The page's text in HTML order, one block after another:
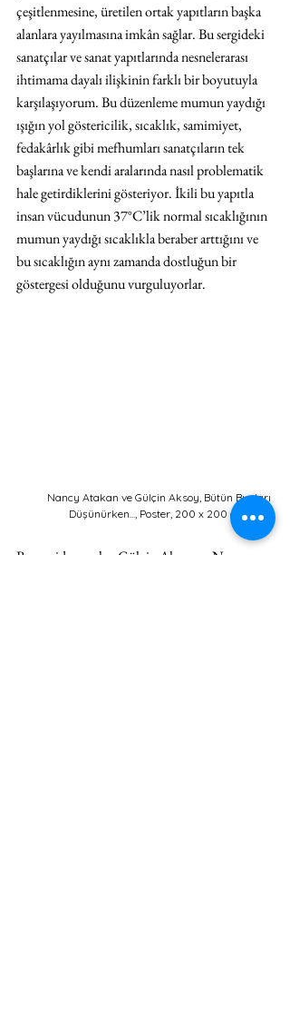
çeşitlenmesine, üretilen ortak yapıtların başka
alanlara yayılmasına imkân sağlar. Bu sergideki
sanatçılar ve sanat yapıtlarında nesnelerarası
ihtimama dayalı ilişkinin farklı bir boyutuyla
karşılaşıyorum. Bu düzenleme mumun yaydığı
ışığın yol göstericilik, sıcaklık, samimiyet,
fedakârlık gibi mefhumları sanatçıların tek
başlarına ve kendi aralarında nasıl problematik
hale getirdiklerini gösteriyor. İkili bu yapıtla
insan vücudunun 37°C’lik normal sıcaklığının
mumun yaydığı sıcaklıkla beraber arttığını ve
bu sıcaklığın aynı zamanda dostluğun bir
göstergesi olduğunu vurguluyorlar.
Nancy Atakan ve Gülçin Aksoy, Bütün Bunları
Düşünürken..., Poster, 200 x 200 cm, 2013
Bu sergide yer alan Gülçin Aksoy ve Nancy